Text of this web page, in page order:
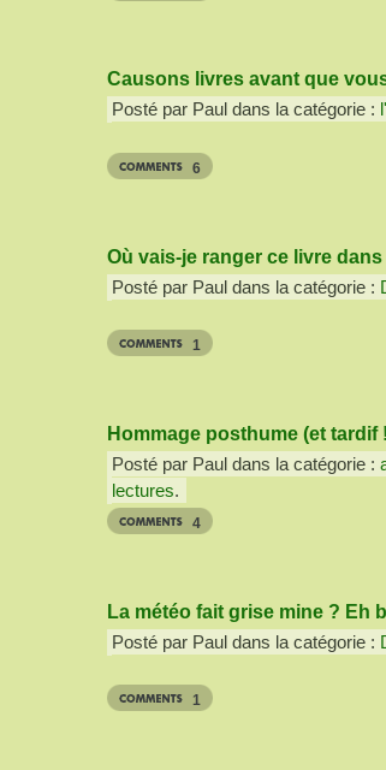
Causons livres avant que
Posté par Paul dans la catégorie :
6
Où vais-je ranger ce livre
Posté par Paul dans la catégorie :
1
Hommage posthume (et
Posté par Paul dans la catégorie :
lectures.
4
La météo fait grise mine ? Eh
Posté par Paul dans la catégorie :
1